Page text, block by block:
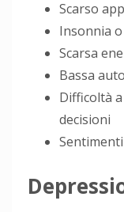
Scarso
Insonnia
Scarsa
Bassa
Difficoltà
decisioni